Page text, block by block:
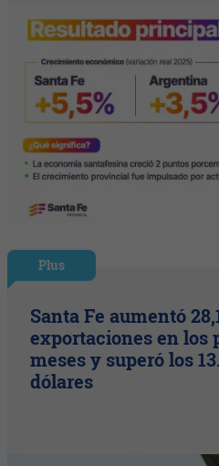
Plus
Santa Fe aumentó
exportaciones en los
meses y superó los
dólares